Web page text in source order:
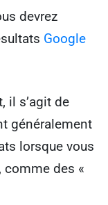
devrez
Google
il s’agit de
généralement
lorsque vous
comme des «